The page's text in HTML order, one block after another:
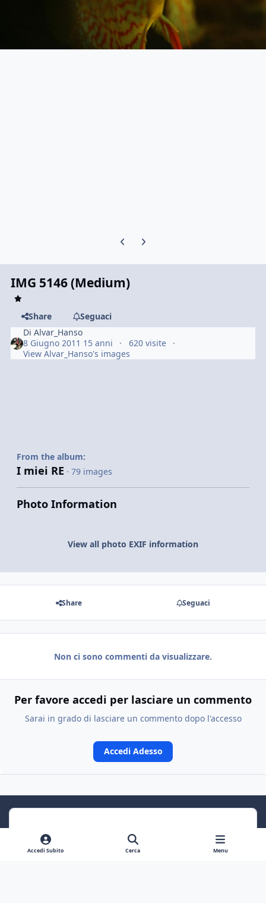
Previous carousel slide
Next carousel slide
IMG 5146 (Medium)
Share
Seguaci
DiAlvar_Hanso
8 Giugno 2011 15 anni
620 visite
View Alvar_Hanso's images
From the album:
I miei RE · 79 images
Photo Information
View all photo EXIF information
Share Seguaci
Non ci sono commenti da visualizzare.
Per favore accedi per lasciare un commento
Sarai in grado di lasciare un commento dopo l'accesso
Accedi Adesso
Accedi Subito Cerca Menu